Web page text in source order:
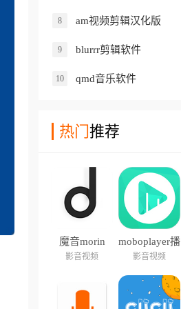
8 am视频剪辑汉化版
9 blurrr剪辑软件
10 qmd音乐软件
热门推荐
魔音morin
影音视频
moboplayer播
放器
影音视频